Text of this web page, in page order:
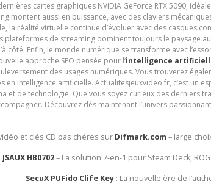
cartes graphiques NVIDIA GeForce RTX 5090,
montent aussi en puissance, avec des claviers
réalité virtuelle continue d’évoluer avec des casques
plateformes de streaming dominent toujours le paysage
Enfin, le monde numérique se transforme avec
approche SEO pensée pour l’intelligence
des usages numériques. Vous trouverez
intelligence artificielle. Actualitesjeuxvideo.fr, c’est un
et de technologie. Que vous soyez curieux des derniers
Découvrez dès maintenant l’univers
et clés CD pas chères sur Difmark.com – large
JSAUX HB0702– La solution 7-en-1 pour Steam Deck,
SecuX PUFido Clife Key : La nouvelle ère de